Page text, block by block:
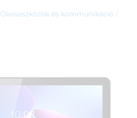
Okoseszközök és kommunikáció /